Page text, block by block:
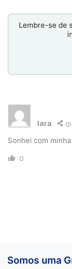
Lembre-se de
Iara
Sonhei com
0
Somos uma